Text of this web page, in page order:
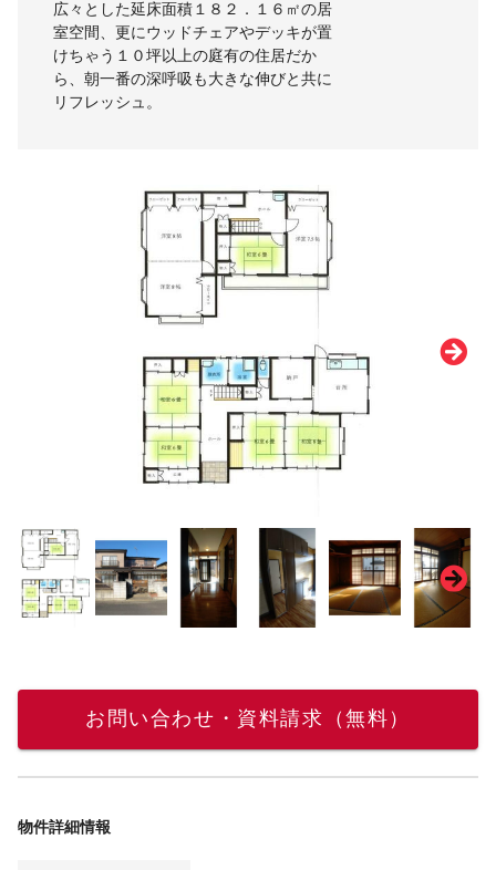
広々とした延床面積１８２．１６㎡の居
室空間、更にウッドチェアやデッキが置
けちゃう１０坪以上の庭有の住居だか
ら、朝一番の深呼吸も大きな伸びと共に
リフレッシュ。
お問い合わせ・資料請求（無料）
物件詳細情報